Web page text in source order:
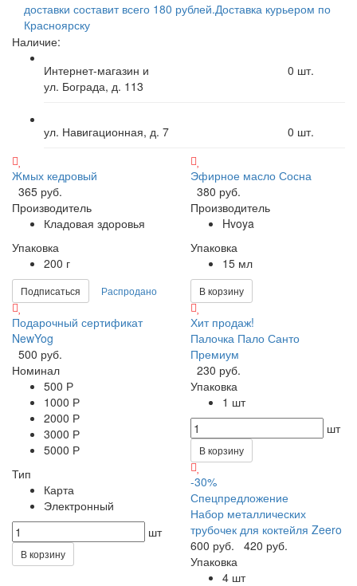
доставки составит всего 180 рублей.Доставка курьером по
Красноярску
Наличие:
Интернет-магазин и
ул. Бограда, д. 113
0 шт.
ул. Навигационная, д. 7 0 шт.
Жмых кедровый
365 руб.
Производитель
Кладовая здоровья
Упаковка
200 г
Подписаться Распродано
Эфирное масло Сосна
380 руб.
Производитель
Hvoya
Упаковка
15 мл
В корзину
Подарочный сертификат
NewYog
500 руб.
Номинал
500 Р
1000 Р
2000 Р
3000 Р
5000 Р
Тип
Карта
Электронный
шт
В корзину
Хит продаж!
Палочка Пало Санто
Премиум
230 руб.
Упаковка
1 шт
шт
В корзину
-30%
Спецпредложение
Набор металлических
трубочек для коктейля Zeero
600 руб.
420 руб.
Упаковка
4 шт